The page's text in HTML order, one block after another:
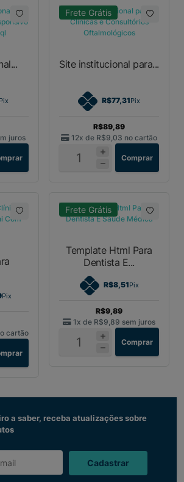
Pix
juros
Frete Grátis
Site institucional para...
R$77,31Pix
R$89,89
12x de R$9,03 no cartão
Comprar
Pix
cartão
Frete Grátis
Template Html Para
Dentista E...
R$8,51Pix
R$9,89
1x de R$9,89 sem juros
Comprar
a saber, receba atualizações sobre
Cadastrar